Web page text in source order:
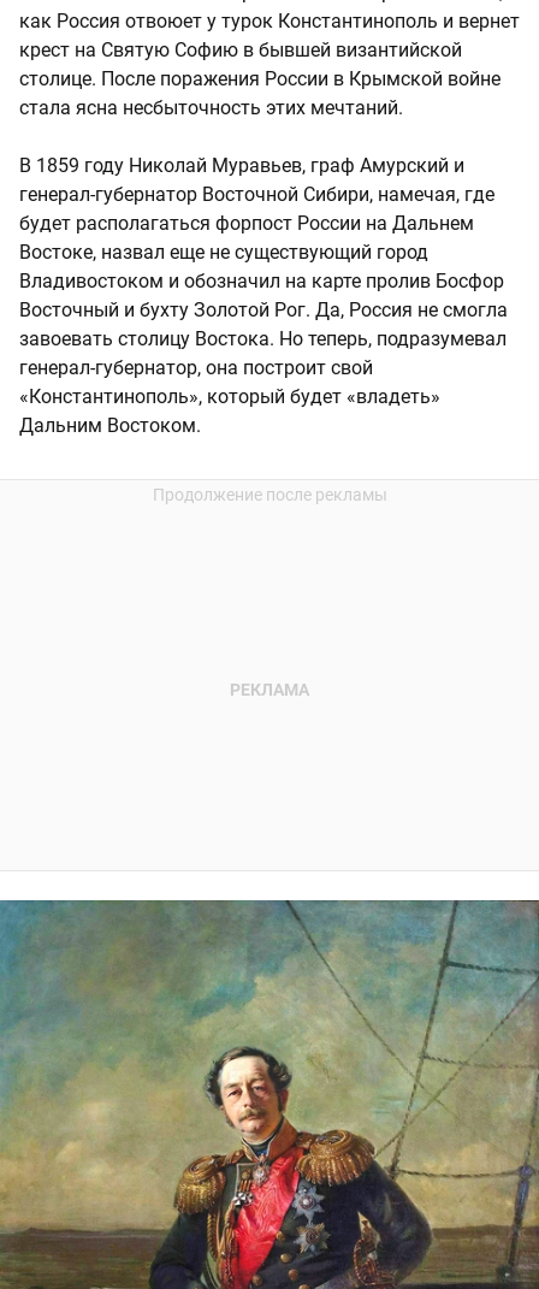
как Россия отвоюет у турок Константинополь и вернет
крест на Святую Софию в бывшей византийской
столице. После поражения России в Крымской войне
стала ясна несбыточность этих мечтаний.
В 1859 году Николай Муравьев, граф Амурский и
генерал-губернатор Восточной Сибири, намечая, где
будет располагаться форпост России на Дальнем
Востоке, назвал еще не существующий город
Владивостоком и обозначил на карте пролив Босфор
Восточный и бухту Золотой Рог. Да, Россия не смогла
завоевать столицу Востока. Но теперь, подразумевал
генерал-губернатор, она построит свой
«Константинополь», который будет «владеть»
Дальним Востоком.